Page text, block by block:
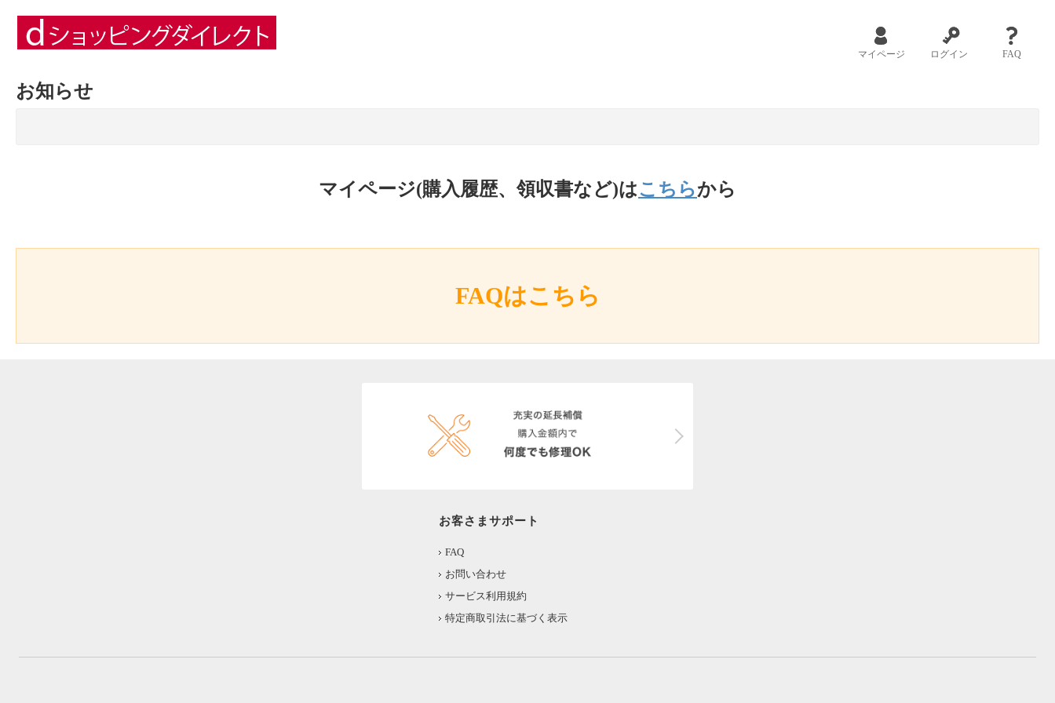
マイページ ログイン FAQ
お知らせ
マイページ(購入履歴、領収書など)はこちらから
FAQはこちら
お客さまサポート
FAQ
お問い合わせ
サービス利用規約
特定商取引法に基づく表示